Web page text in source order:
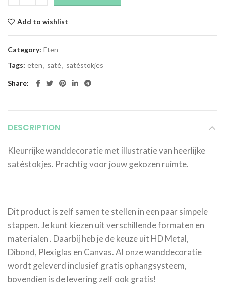
Add to wishlist
Category: Eten
Tags: eten, saté, satéstokjes
Share
DESCRIPTION
Kleurrijke wanddecoratie met illustratie van heerlijke
satéstokjes. Prachtig voor jouw gekozen ruimte.
Dit product is zelf samen te stellen in een paar simpele
stappen. Je kunt kiezen uit verschillende formaten en
materialen . Daarbij heb je de keuze uit HD Metal,
Dibond, Plexiglas en Canvas. Al onze wanddecoratie
wordt geleverd inclusief gratis ophangsysteem,
bovendien is de levering zelf ook gratis!